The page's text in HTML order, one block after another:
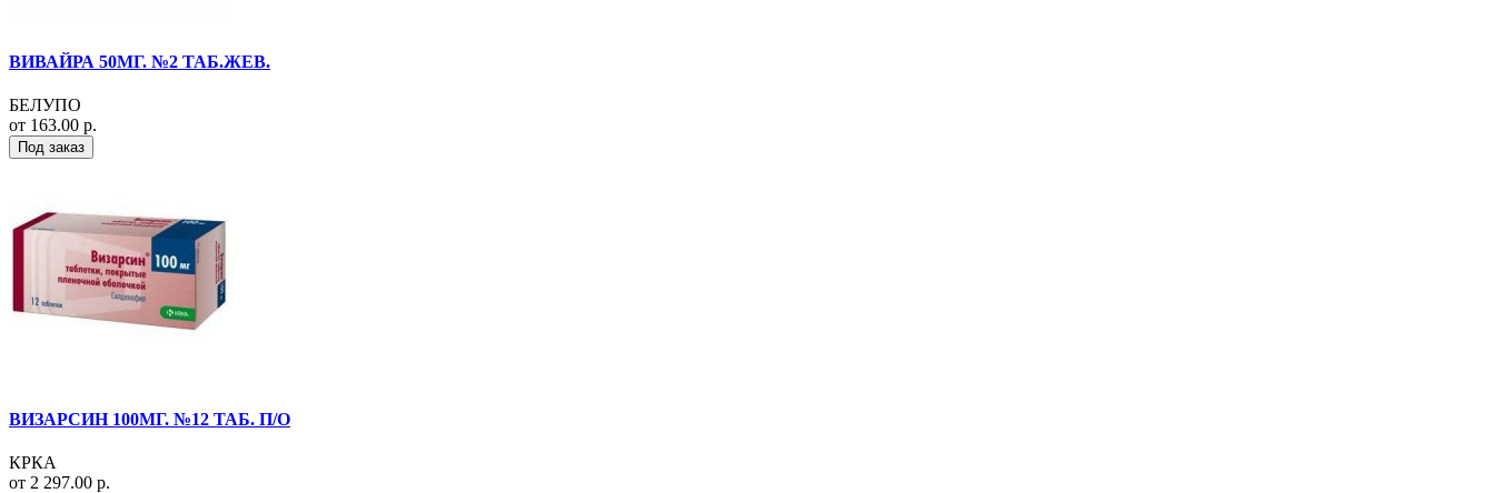
ВИВАЙРА 50МГ. №2 ТАБ.ЖЕВ.
БЕЛУПО
от 163.00 р.
Под заказ
ВИЗАРСИН 100МГ. №12 ТАБ. П/О
КРКА
от 2 297.00 р.